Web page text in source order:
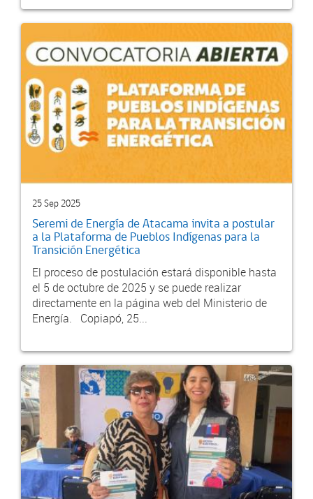
25 Sep 2025
Seremi de Energía de Atacama invita a postular
a la Plataforma de Pueblos Indígenas para la
Transición Energética
El proceso de postulación estará disponible hasta
el 5 de octubre de 2025 y se puede realizar
directamente en la página web del Ministerio de
Energía. Copiapó, 25...